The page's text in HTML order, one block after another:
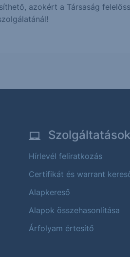
azokért a Társaság
Szolgáltatások
Hírlevél feliratkozás
Certifikát és warrant
Alapkereső
Alapok összehasonlítása
Árfolyam értesítő